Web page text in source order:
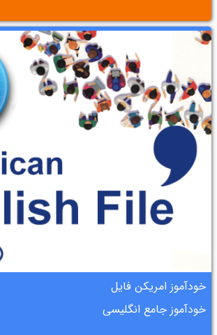
خودآموز امریکن فایل
خودآموز جامع انگلیسی